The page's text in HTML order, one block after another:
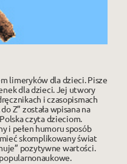
limeryków dla dzieci. Pisze
dla dzieci. Jej utwory
i czasopismach
Z” została wpisana na
czyta dzieciom.
i pełen humoru sposób
skomplikowany świat
pozytywne wartości.